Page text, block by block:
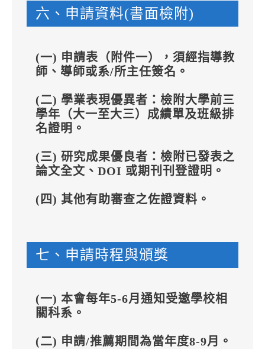
六、申請資料(書面檢附)
(一) 申請表（附件一），須經指導教
師、導師或系/所主任簽名。
(二) 學業表現優異者：檢附大學前三
學年（大一至大三）成績單及班級排
名證明。
(三) 研究成果優良者：檢附已發表之
論文全文、DOI 或期刊刊登證明。
(四) 其他有助審查之佐證資料。
七、申請時程與頒獎
(一) 本會每年5-6月通知受邀學校相
關科系。
(二) 申請/推薦期間為當年度8-9月。